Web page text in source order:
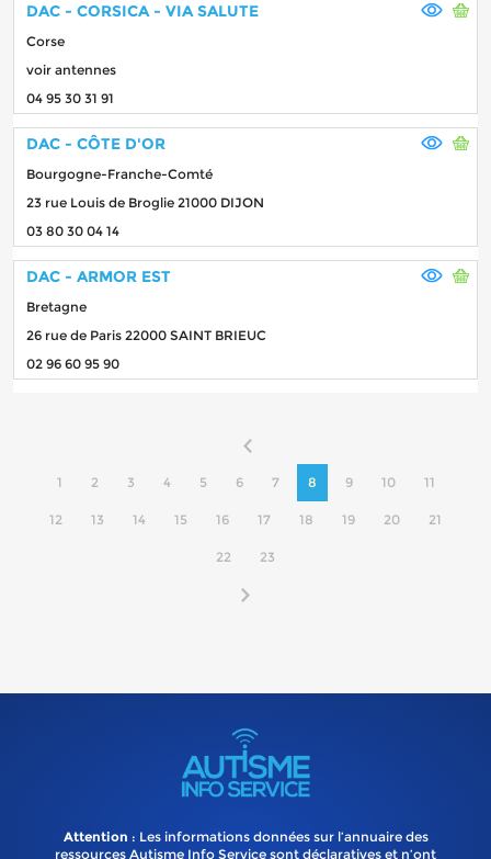
DAC - CORSICA - VIA SALUTE
Corse
voir antennes
04 95 30 31 91
DAC - CÔTE D'OR
Bourgogne-Franche-Comté
23 rue Louis de Broglie 21000 DIJON
03 80 30 04 14
DAC - ARMOR EST
Bretagne
26 rue de Paris 22000 SAINT BRIEUC
02 96 60 95 90
1 2 3 4 5 6 7 8 9 10 11
12 13 14 15 16 17 18 19 20 21
22 23
Attention : Les informations données sur l’annuaire des
ressources Autisme Info Service sont déclaratives et n’ont